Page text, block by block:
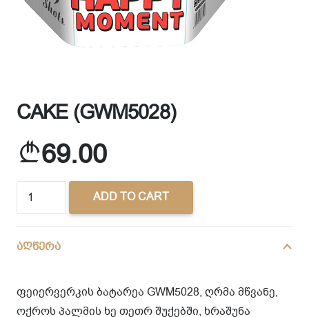
CAKE (GWM5028)
69.00
CAKE
(GWM5028)
quantity
ADD TO CART
აღწერა
ფეიერვერკის ბატარეა GWM5028, ღრმა მწვანე,
ოქროს პალმის ხე თეთრ შუქებში, ხრაშუნა